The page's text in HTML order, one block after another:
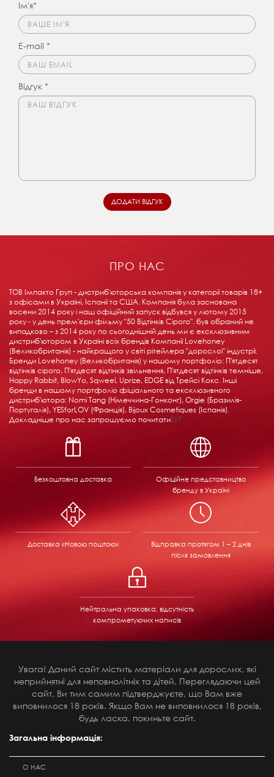
Ім'я*
E-mail *
Відгук *
ПРО НАС
ТОВ Імпакто Груп - дистриб'юторська компанія у категорії товарів 18+ ​​
з офісами в Україні, Іспанії та США. Компанія була заснована
восени 2014 року і наш офіційний запуск відбувся у лютому 2015
року - у день прем'єри фільму "50 Відтінків Сірого". був обраний не
випадково – з 2014 року по сьогоднішній день ми є ексклюзивним
дистриб'ютором в Україні всіх брендів Компанії Lovehoney
(Великобританія) - найкращого у світі рітейлера "дорослої" індустрії.
Бренди Lovehoney (Великобританія) у нашому портфоліо: П'ятдесят
відтінків сірого, П'ятдесят відтінків звільнення, П'ятдесят відтінків темніше,
Happy Rabbit, BlowYo, Sqweel, Uprize, EDGE від Трейсі Кокс. Інші
бренди в нашому портфоліо фіціального та ексклюзивного
дистриб'ютора: Nomi Tang (Німеччина-Гонконг), Orgie (Бразилія-
Португалія), YESforLOV (Франція), Bijoux Cosmetiques (Іспанія).
Докладніше про нас запрошуємо почитатиТУТ
Безкоштовна доставка
Офіційне представництво
бренду в Україні
Доставка «Новою поштою» Відправка протягом 1 – 2 днів
після замовлення
Нейтральна упаковка, відсутність
компрометуючих написів
Увага! Даний сайт містить матеріали для дорослих, які
неприйнятні для неповнолітніх та дітей. Переглядаючи цей
сайт, Ви тим самим підтверджуєте, що Вам вже
виповнилося 18 років. Якщо Вам не виповнилося 18 років,
будь ласка, покиньте сайт.
Загальна інформація:
О НАС